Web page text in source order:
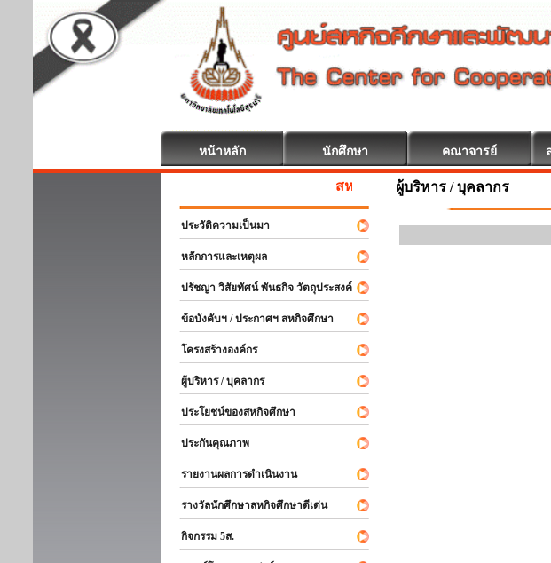
หน้าหลัก นักศึกษา คณาจารย์
สหกิจศึกษา ยินดีต้อนรับ
ประวัติความเป็นมา
หลักการและเหตุผล
ปรัชญา วิสัยทัศน์ พันธกิจ วัตถุประสงค์
ข้อบังคับฯ / ประกาศฯ สหกิจศึกษา
โครงสร้างองค์กร
ผู้บริหาร / บุคลากร
ประโยชน์ของสหกิจศึกษา
ประกันคุณภาพ
รายงานผลการดำเนินงาน
รางวัลนักศึกษาสหกิจศึกษาดีเด่น
กิจกรรม 5ส.
ผู้บริหาร / บุคลากร